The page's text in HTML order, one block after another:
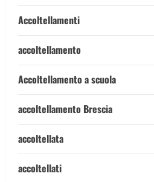
Accoltellamenti
accoltellamento
Accoltellamento a scuola
accoltellamento Brescia
accoltellata
accoltellati